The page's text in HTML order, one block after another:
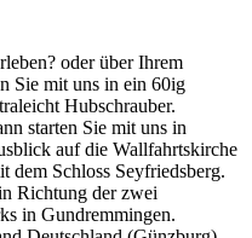
oder über Ihrem
Sie mit uns in ein 60ig
Hubschrauber.
starten Sie mit uns in
auf die Wallfahrtskirche
dem Schloss Seyfriedsberg.
Richtung der zwei
in Gundremmingen.